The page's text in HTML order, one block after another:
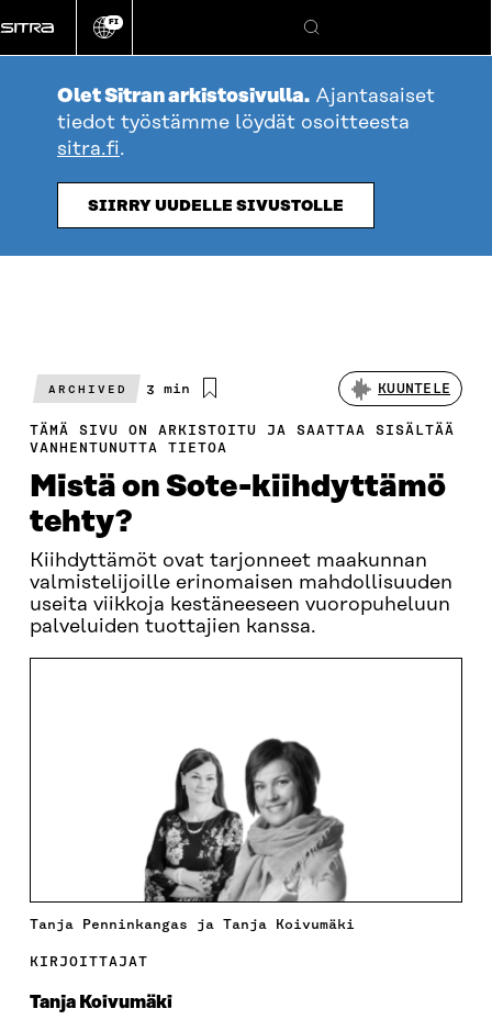
suoraan
sisältöön
Vaihda
kieli
FI
Hae
Olet Sitran arkistosivulla. Ajantasaiset
tiedot työstämme löydät osoitteesta
sitra.fi.
SIIRRY UUDELLE SIVUSTOLLE
ARCHIVED
Arvioitu
3 min KUUNTELE
TÄMÄ SIVU ON ARKISTOITU JA SAATTAA SISÄLTÄÄ
VANHENTUNUTTA TIETOA
Mistä on Sote-kiihdyt­tämö
tehty?
Kiihdyttämöt ovat tarjonneet maakunnan
valmistelijoille erinomaisen mahdollisuuden
useita viikkoja kestäneeseen vuoropuheluun
palveluiden tuottajien kanssa.
Tanja Penninkangas ja Tanja Koivumäki
KIRJOITTAJAT
Tanja Koivumäki